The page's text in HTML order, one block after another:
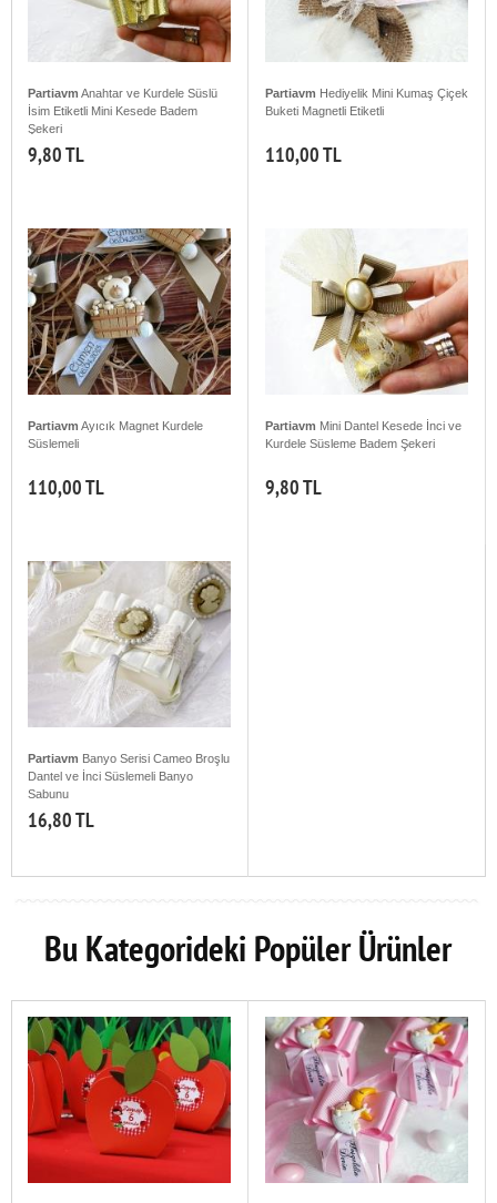
Partiavm Anahtar ve Kurdele Süslü
İsim Etiketli Mini Kesede Badem
Şekeri
9,80 TL
Partiavm Hediyelik Mini Kumaş Çiçek
Buketi Magnetli Etiketli
110,00 TL
Partiavm Ayıcık Magnet Kurdele
Süslemeli
110,00 TL
Partiavm Mini Dantel Kesede İnci ve
Kurdele Süsleme Badem Şekeri
9,80 TL
Partiavm Banyo Serisi Cameo Broşlu
Dantel ve İnci Süslemeli Banyo
Sabunu
16,80 TL
Bu Kategorideki Popüler Ürünler